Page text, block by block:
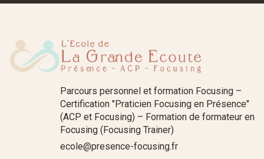
Parcours personnel et formation Focusing –
Certification "Praticien Focusing en Présence"
(ACP et Focusing) – Formation de formateur en
Focusing (Focusing Trainer)
ecole@presence-focusing.fr